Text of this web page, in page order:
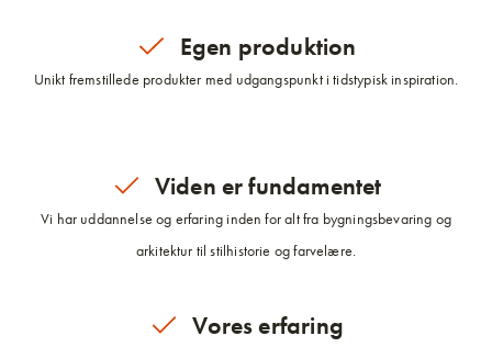
Egen produktion
Unikt fremstillede produkter med udgangspunkt i tidstypisk inspiration.
Viden er fundamentet
Vi har uddannelse og erfaring inden for alt fra bygningsbevaring og
arkitektur til stilhistorie og farvelære.
Vores erfaring